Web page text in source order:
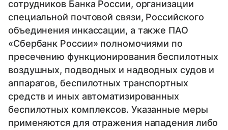
сотрудников Банка России, организации
специальной почтовой связи, Российского
объединения инкассации, а также ПАО
«Сбербанк России» полномочиями по
пресечению функционирования беспилотных
воздушных, подводных и надводных судов и
аппаратов, беспилотных транспортных
средств и иных автоматизированных
беспилотных комплексов. Указанные меры
применяются для отражения нападения либо